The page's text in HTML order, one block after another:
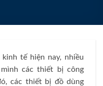
tế hiện nay, nhiều
các thiết bị công
các thiết bị đồ dùng